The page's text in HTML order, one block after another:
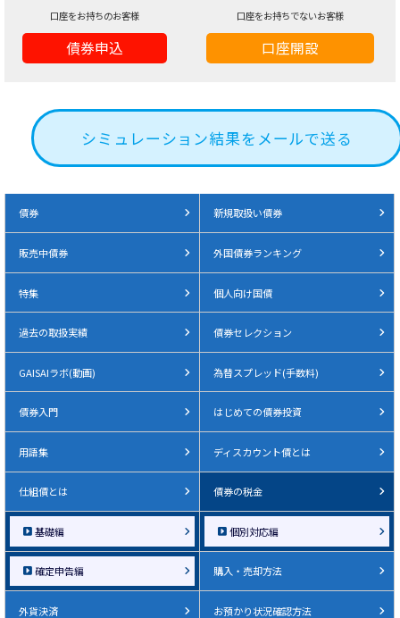
口座をお持ちのお客様
債券申込
口座をお持ちでないお客様
口座開設
シミュレーション結果をメールで送る
債券 新規取扱い債券
販売中債券 外国債券ランキング
特集 個人向け国債
過去の取扱実績 債券セレクション
GAISAIラボ(動画) 為替スプレッド(手数料)
債券入門 はじめての債券投資
用語集 ディスカウント債とは
仕組債とは 債券の税金
基礎編 個別対応編
確定申告編 購入・売却方法
外貨決済 お預かり状況確認方法